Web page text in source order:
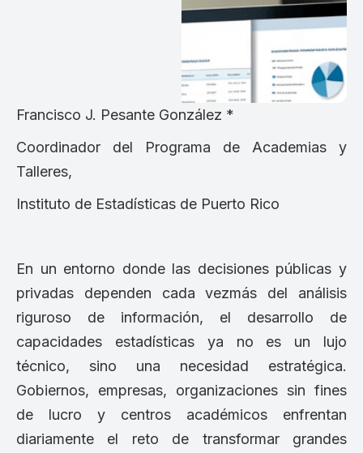
Francisco J. Pesante González *
Coordinador del Programa de Academias y
Talleres,
Instituto de Estadísticas de Puerto Rico
En un entorno donde las decisiones públicas y
privadas dependen cada vezmás del análisis
riguroso de información, el desarrollo de
capacidades estadísticas ya no es un lujo
técnico, sino una necesidad estratégica.
Gobiernos, empresas, organizaciones sin fines
de lucro y centros académicos enfrentan
diariamente el reto de transformar grandes